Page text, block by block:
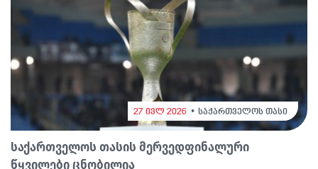
27 ივლ 2026 საქართველოს თასი
საქართველოს თასის მერვედფინალური
წყვილები ცნობილია